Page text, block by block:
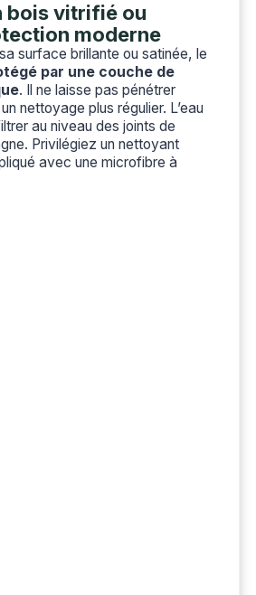
bois vitrifié ou
moderne
surface brillante ou satinée, le
par une couche de
. Il ne laisse pas pénétrer
nettoyage plus régulier. L’eau
au niveau des joints de
Privilégiez un nettoyant
avec une microfibre à